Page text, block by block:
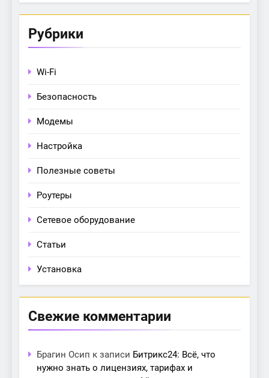
Рубрики
Wi-Fi
Безопасность
Модемы
Настройка
Полезные советы
Роутеры
Сетевое оборудование
Статьи
Установка
Свежие комментарии
Брагин Осип к записи Битрикс24: Всё, что
нужно знать о лицензиях, тарифах и